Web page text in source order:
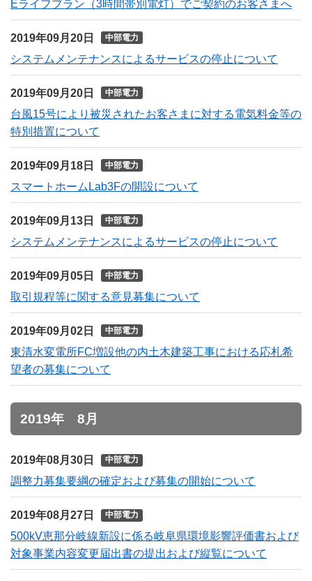
Eライフプラン（3時間帯別電灯）でご契約のお客さまへ
2019年09月20日 中部電力
システムメンテナンスによるサービスの停止について
2019年09月20日 中部電力
台風15号により被災されたお客さまに対する電気料金等の
特別措置について
2019年09月18日 中部電力
スマートホームLab3Fの開設について
2019年09月13日 中部電力
システムメンテナンスによるサービスの停止について
2019年09月05日 中部電力
取引規程等に関する意見募集について
2019年09月02日 中部電力
東清水変電所FC増設他の内土木建築工事における応札希
望者の募集について
2019年 8月
2019年08月30日 中部電力
調整力募集要綱の確定および募集の開始について
2019年08月27日 中部電力
500kV恵那分岐線新設に係る岐阜県環境影響評価書および
対象事業内容変更届出書の提出および縦覧について